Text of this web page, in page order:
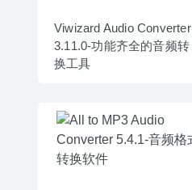
Viwizard Audio Converter
3.11.0-功能齐全的音频转
换工具